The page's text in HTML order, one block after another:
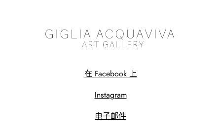
在 Facebook 上
Instagram
电子邮件